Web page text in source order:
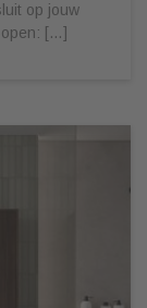
op jouw
open: […]